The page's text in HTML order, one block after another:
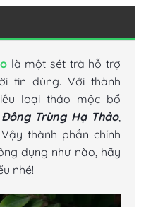
là một sét trà hỗ trợ
tin dùng. Với thành
loại thảo mộc bổ
Đông Trùng Hạ Thảo,
Vậy thành phần chính
dụng như nào, hãy
nhé!